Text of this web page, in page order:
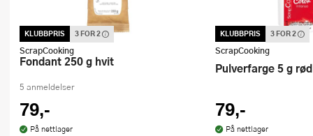
KLUBBPRIS 3 FOR 2
Denne varen inngår i vår 3 for 2
kampanje. Vi spanderer den rimeligste
ScrapCooking
Fondant 250 g hvit
5 anmeldelser
79,-
På nettlager
KLUBBPRIS 3 FOR 2
Denne varen inngår i
kampanje. Vi
ScrapCooking
Pulverfarge 5 g rød
79,-
På nettlager